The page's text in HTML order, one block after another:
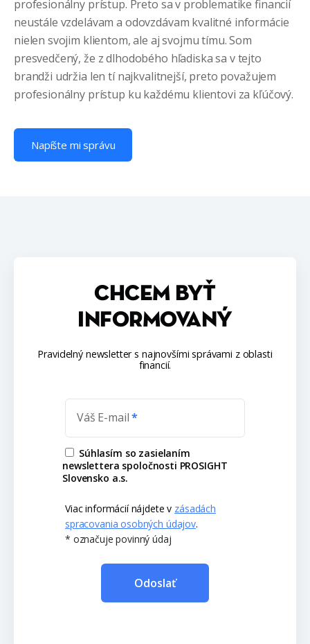
profesionálny prístup. Preto sa v problematike financií
neustále vzdelávam a odovzdávam kvalitné informácie
nielen svojim klientom, ale aj svojmu tímu. Som
presvedčený, že z dlhodobého hľadiska sa v tejto
brandži udržia len tí najkvalitnejší, preto považujem
profesionálny prístup ku každému klientovi za kľúčový.
Napíšte mi správu
CHCEM BYŤ
INFORMOVANÝ
Pravidelný newsletter s najnovšími správami z oblasti
financií.
Váš E-mail
Súhlasím so zasielaním
newslettera spoločnosti PROSIGHT
Slovensko a.s.
Viac informácií nájdete v zásadách
spracovania osobných údajov.
* označuje povinný údaj